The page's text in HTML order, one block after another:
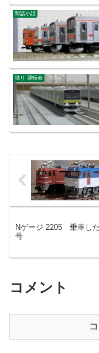
閑話小話
独り 運転会
Nゲージ 2205 乗車し
号
コメント